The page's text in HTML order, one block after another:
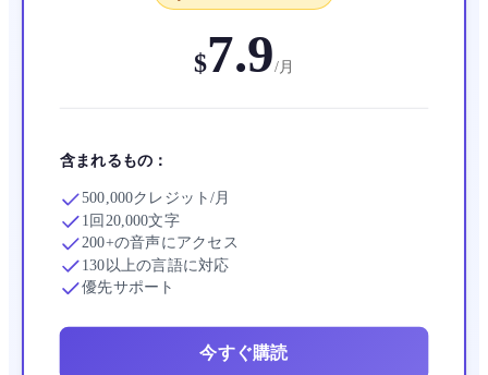
$7.9/月
含まれるもの：
500,000クレジット/月
1回20,000文字
200+の音声にアクセス
130以上の言語に対応
優先サポート
今すぐ購読